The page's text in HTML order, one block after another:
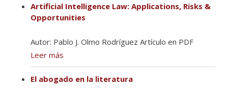
Artificial Intelligence Law: Applications, Risks &
Opportunities
Autor: Pablo J. Olmo Rodríguez Artículo en PDF
Leer más
El abogado en la literatura